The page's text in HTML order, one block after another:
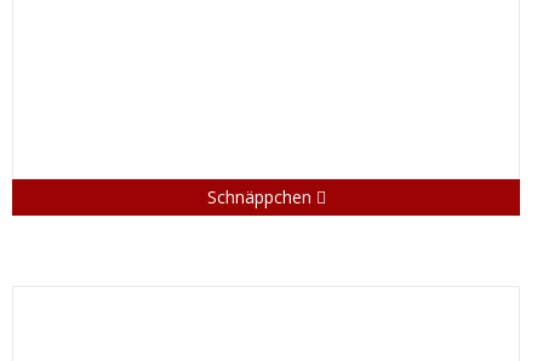
Schnäppchen